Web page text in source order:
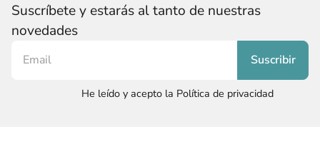
Suscríbete y estarás al tanto de nuestras
novedades
He leído y acepto la Política de privacidad